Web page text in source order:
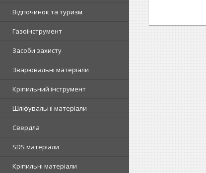
Відпочинок та туризм
Газоінструмент
Засоби захисту
Зварювальні матеріали
Кріпильний інструмент
Шліфувальні матеріали
Свердла
SDS матеріали
Кріпильні матеріали